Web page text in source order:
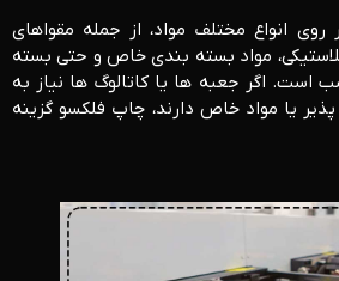
انواع مختلف مواد، از جمله مقواهای
مواد بسته ‌بندی خاص و حتی بسته
است. اگر جعبه‌ ها یا کاتالوگ‌ ها نیاز به
یا مواد خاص دارند، چاپ فلکسو گزینه